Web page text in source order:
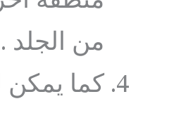
من الجلد .
كما